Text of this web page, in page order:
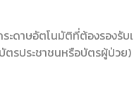
ะดาษอัตโนมัติที่ต้องรองรั
ตรประชาชนหรือบัตรผู้ป่วย)